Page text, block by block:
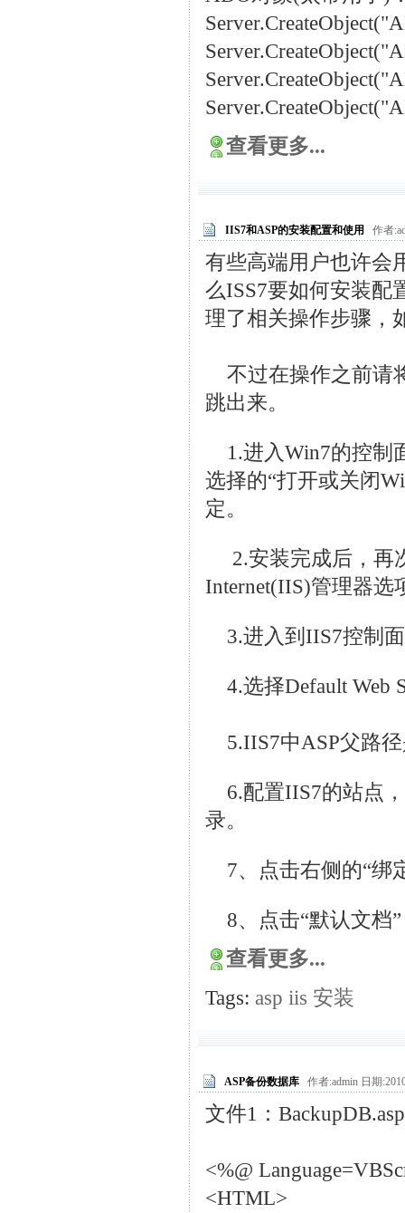
查看更多...
IIS7和ASP的安装配置和使用 作者
有些高端用户也许会
么ISS7要如何安装配
理了相关操作步骤，
不过在操作之前请
跳出来。
1.进入Win7的控制
选择的“打开或关闭
定。
2.安装完成后，再
Internet(IIS)管理器选
3.进入到IIS7控制
4.选择Default Web
5.IIS7中ASP父路径
6.配置IIS7的站点，
录。
7、点击右侧的“绑
8、点击“默认文档
查看更多...
Tags: asp iis 安装
ASP备份数据库 作者:admin 日期
文件1：BackupDB.asp
<%@
<HTML>